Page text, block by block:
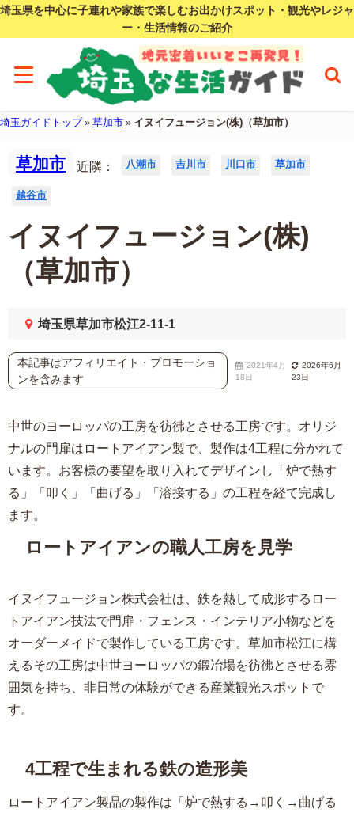
埼玉県を中心に子連れや家族で楽しむお出かけスポット・観光やレジャ
ー・生活情報のご紹介
埼玉ガイドトップ» 草加市 » イヌイフュージョン(株)（草加市）
草加市 近隣： 八潮市 吉川市 川口市 草加市
越谷市
イヌイフュージョン(株)
（草加市）
埼玉県草加市松江2-11-1
本記事はアフィリエイト・プロモーショ
ンを含みます
2021年4月
18日
2026年6月
23日
中世のヨーロッパの工房を彷彿とさせる工房です。オリジ
ナルの門扉はロートアイアン製で、製作は4工程に分かれて
います。お客様の要望を取り入れてデザインし「炉で熱す
る」「叩く」「曲げる」「溶接する」の工程を経て完成し
ます。
ロートアイアンの職人工房を見学
イヌイフュージョン株式会社は、鉄を熱して成形するロー
トアイアン技法で門扉・フェンス・インテリア小物などを
オーダーメイドで製作している工房です。草加市松江に構
えるその工房は中世ヨーロッパの鍛冶場を彷彿とさせる雰
囲気を持ち、非日常の体験ができる産業観光スポットで
す。
4工程で生まれる鉄の造形美
ロートアイアン製品の製作は「炉で熱する→叩く→曲げる